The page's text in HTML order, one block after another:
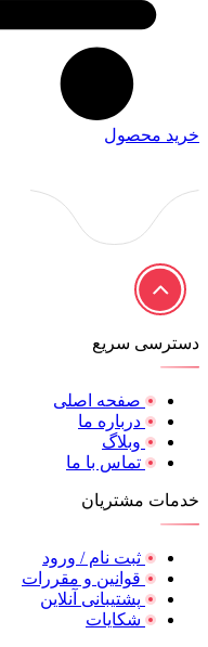
خرید محصول
دسترسی سریع
صفحه اصلی
درباره ما
وبلاگ
تماس با ما
خدمات مشتریان
ثبت نام / ورود
قوانین و مقررات
پشتیبانی آنلاین
شکایات